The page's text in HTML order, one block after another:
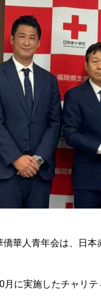
華人青年会は、日本
月に実施したチャリ